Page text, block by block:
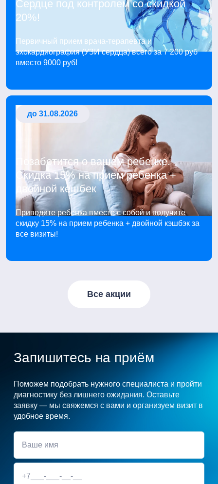
Сердце под контролем со скидкой
20%!
Первичный прием врача-терапевта и
эхокардиография (УЗИ сердца) всего за 7 200 руб
вместо 9000 руб!
до 31.08.2026
Позаботится о вашем ребенке.
Скидка 15% на прием ребенка +
двойной кешбек
Приводите ребенка вместе с собой и получите
скидку 15% на прием ребенка + двойной кэшбэк за
все визиты!
Все акции
Запишитесь на приём
Поможем подобрать нужного специалиста и пройти
диагностику без лишнего ожидания. Оставьте
заявку — мы свяжемся с вами и организуем визит в
удобное время.